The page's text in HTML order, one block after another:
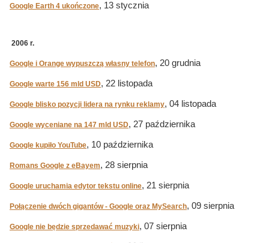
Google Earth 4 ukończone, 13 stycznia
2006 r.
Google i Orange wypuszczą własny telefon, 20 grudnia
Google warte 156 mld USD, 22 listopada
Google blisko pozycji lidera na rynku reklamy, 04 listopada
Google wyceniane na 147 mld USD, 27 października
Google kupiło YouTube, 10 października
Romans Google z eBayem, 28 sierpnia
Google uruchamia edytor tekstu online, 21 sierpnia
Połączenie dwóch gigantów - Google oraz MySearch, 09 sierpnia
Google nie będzie sprzedawać muzyki, 07 sierpnia